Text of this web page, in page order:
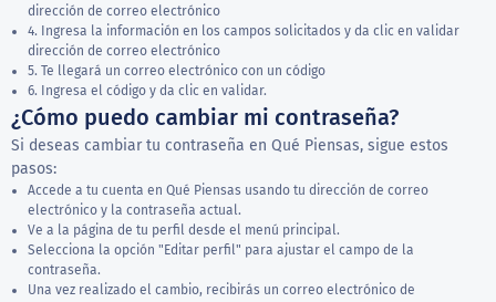
dirección de correo electrónico
4. Ingresa la información en los campos solicitados y da clic en validar
dirección de correo electrónico
5. Te llegará un correo electrónico con un código
6. Ingresa el código y da clic en validar.
¿Cómo puedo cambiar mi contraseña?
Si deseas cambiar tu contraseña en Qué Piensas, sigue estos
pasos:
Accede a tu cuenta en Qué Piensas usando tu dirección de correo
electrónico y la contraseña actual.
Ve a la página de tu perfil desde el menú principal.
Selecciona la opción "Editar perfil" para ajustar el campo de la
contraseña.
Una vez realizado el cambio, recibirás un correo electrónico de